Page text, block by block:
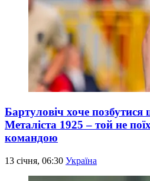
Бартуловіч хоче позбутися
Металіста 1925 – той не
командою
13 січня, 06:30 Україна